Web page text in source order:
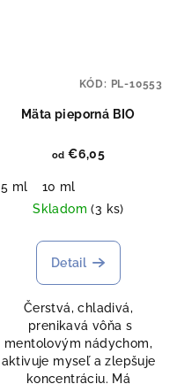
Mäta pieporná BIO
od €6,05
5 ml
10 ml
Skladom(3 ks)
Detail
Čerstvá, chladivá,
prenikavá vôňa s
mentolovým nádychom,
aktivuje myseľ a zlepšuje
koncentráciu. Má
KÓD: PL-10553